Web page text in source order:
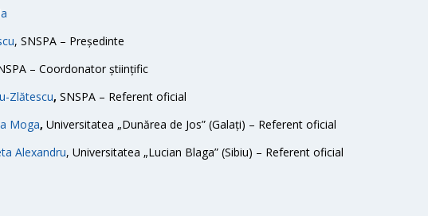
, SNSPA – Președinte
– Coordonator științific
Zlătescu, SNSPA – Referent oficial
Moga, Universitatea „Dunărea de Jos” (Galați) – Referent oficial
Alexandru, Universitatea „Lucian Blaga” (Sibiu) – Referent oficial